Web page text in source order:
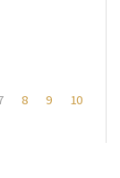
8 9
10